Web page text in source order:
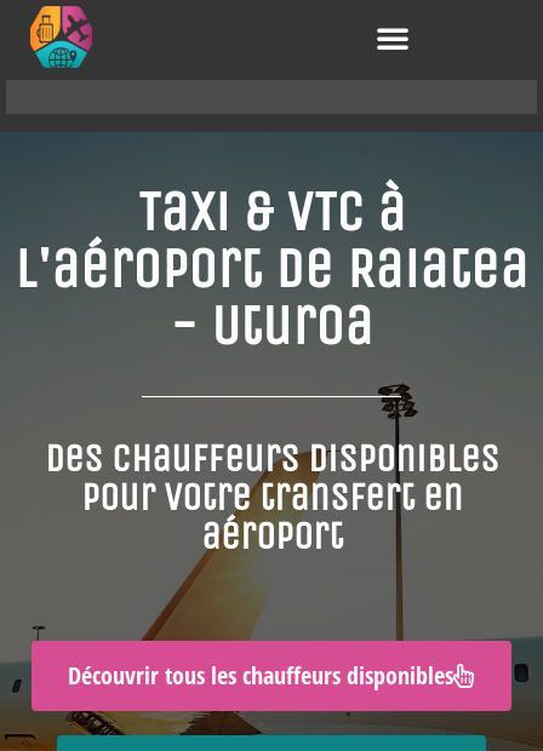
Taxi & VTC à
l'aéroport de Raiatea
- Uturoa
Des chauffeurs disponibles
pour votre transfert en
aéroport
Découvrir tous les chauffeurs disponibles